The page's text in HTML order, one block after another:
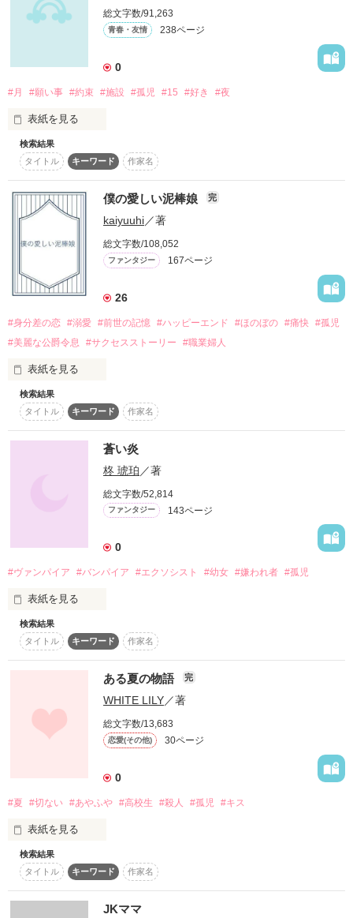
彼等と交わした約束はいつだって。
やさしくて、あたたかくて。
そして。
『───…幸せになれ。』
哀しいほどに、綺麗だった。
＊
＊
※理人の原点です。
拙い文章力ではありますが、それ含め大切
歴史に沿っているようで忠実ではございません。
年月、方言に差異があります。
ご覧になっていただけますと幸いです。
作品を読む
他人はすぐに自分を裏切る
俺は誰も信じない…――
…☆…☆…☆…☆…☆…☆…☆…☆…
響弥のライバル
吉良光太郎の半生を描きます。
もらえることに。
それは、子供の頃から京介に恋心を抱いていた芽生にとって、
千載一遇のチャンスだった。
極道者と、彼のことが大好きな女性の年の差恋愛譚。
※極道モノと銘打っていますが、あまり極道色は濃くないです
（特に前半）。そう言うのを望まれる方には向かないかも知れ
ないことを予めご了承ください。
※ちょっとだけBL要素あり。
※少しサスペンス要素あり？（あくまでも少しそんな要素があ
るだけで、サスペンスではありません）
（執筆期間：2024/10/14〜）
○表紙は市瀬 雪様に依頼して描いて頂きました！
※作品シェア以外での無断転載など固くお断りします。
○公開後に加筆修正する場合がございます。
○素人が趣味で書いている無料小説です。ヒーローとヒロイン
守ってやって下さい。
総文字数/91,263
青春・友情 238ページ
0
#月 #願い事 #約束 #施設 #孤児 #15 #好き #夜
表紙を見る
施設で暮らす夢瞳(ﾕﾒ)は
記憶喪失の少年、照(ｼｮｳ)と
不思議な約束を交わした
ふたりを取り巻く
いろんな事情と
それぞれの想い
徐々に分かる真相
孤独な少女と
記憶喪失の不思議な少年の物語☆
検索結果
タイトル
キーワード 作家名
僕の愛しい泥棒娘 完
kaiyuuhi／著
総文字数/108,052
ファンタジー 167ページ
26
#身分差の恋 #溺愛 #前世の記憶 #ハッピーエンド #ほのぼの #痛快 #孤児
#美麗な公爵令息
#サクセスストーリー #職業婦人
表紙を見る
前世の記憶で自分の人生を切り開いていく。
泥棒娘　ユミア
恋のお相手は現国王の甥にあたる
公爵の嫡男であり筆頭補佐官のアウスレッド
ユミアの泥棒スキルがアウスレッドを助けて
悪い奴らを捕まえる
でも大きな身分の差がユミアを苦しめる
アウスレッドはそんな事何も気にしないただユミアを
愛するだけ
身分の差を乗り越えて二人は結ばれるのか
逃げるユリアに追いかけるアウスレッド
ユリアのサクセスストーリーにもわくわくする
スピード感あふれる二人の恋に酔わされる
検索結果
タイトル
キーワード 作家名
蒼い炎
柊 琥珀 ／著
総文字数/52,814
ファンタジー 143ページ
0
#ヴァンパイア #バンパイア #エクソシスト #幼女 #嫌われ者 #孤児
表紙を見る
１人。彷徨っていた。
ここがどこかも分からないまま、言いようのない苦しみに襲わ
そこが、とても危険な場所とも知らずに。
そんな私を、あなたが助けてくれた。
赤い瞳の、あなたが。
それがどれだけ危険であるかも知らずに。
『蒼い炎』
検索結果
タイトル
キーワード 作家名
ある夏の物語 完
WHITE LILY／著
総文字数/13,683
恋愛(その他) 30ページ
0
#夏 #切ない #あやふや #高校生 #殺人 #孤児 #キス
表紙を見る
～・～・～・～・～・～・～
検索結果
タイトル
キーワード 作家名
JKママ